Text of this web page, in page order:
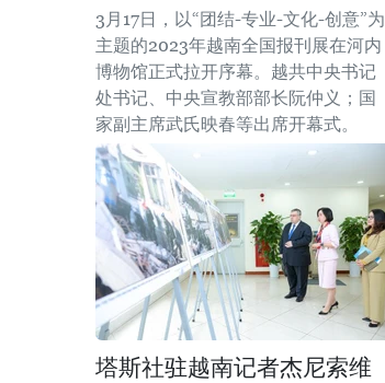
3月17日，以“团结-专业-文化-创意”为
主题的2023年越南全国报刊展在河内
博物馆正式拉开序幕。越共中央书记
处书记、中央宣教部部长阮仲义；国
家副主席武氏映春等出席开幕式。
塔斯社驻越南记者杰尼索维